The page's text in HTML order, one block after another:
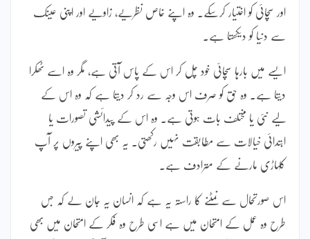
اور سچائی کو اختیار کرسکے۔ وہ اپنے خاص نظریے، زاویے اور اپنی عینک
سے دنیا کو دیکھتا ہے۔
ایسے میں بارہا سچائی خود چل کر اس کے پاس آتی ہے، مگر وہ اسے ٹھکرا
دیتا ہے۔ وہ حق کو صرف اس وجہ سے رد کر دیتا ہے کہ وہ اس کے
لیے نئی یا مختلف بات ہوتی ہے۔ وہ اس کے پیدائشی تصورات یا
ابتدائی خیالات سے مطابقت نہیں رکھتی۔ یہ بھی اپنے پیروں پر آپ
کلہاڑی مارنے کے مترادف ہے۔
اس صورتحال سے نمٹنے کا راستہ یہ ہے کہ انسان یہ جان لے کہ جس
طرح وہ عمل کے امتحان میں ہے اسی طرح وہ فکر کے امتحان میں بھی